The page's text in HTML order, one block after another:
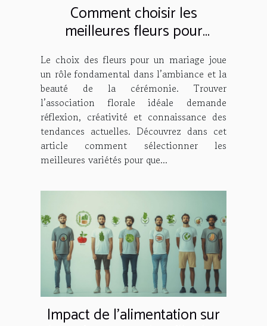
Comment choisir les
meilleures fleurs pour
décorer votre mariage
Le choix des fleurs pour un mariage joue
un rôle fondamental dans l’ambiance et la
beauté de la cérémonie. Trouver
l’association florale idéale demande
réflexion, créativité et connaissance des
tendances actuelles. Découvrez dans cet
article comment sélectionner les
meilleures variétés pour que...
Impact de l'alimentation sur